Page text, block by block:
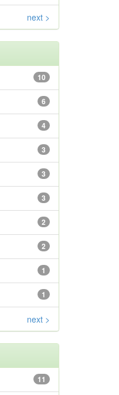
next >
10
6
4
3
3
3
2
2
1
1
next >
11